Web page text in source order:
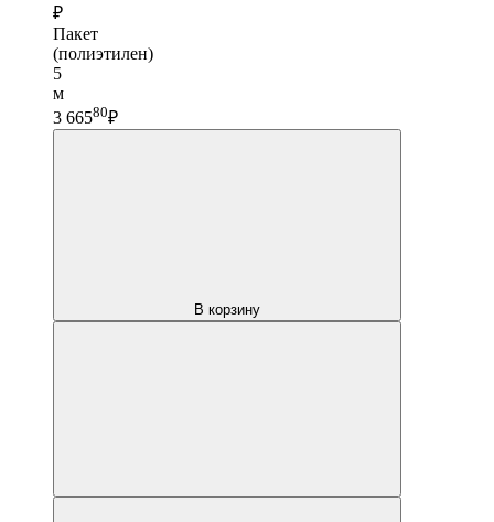
₽
Пакет
(полиэтилен)
5
м
3 66580₽
В корзину